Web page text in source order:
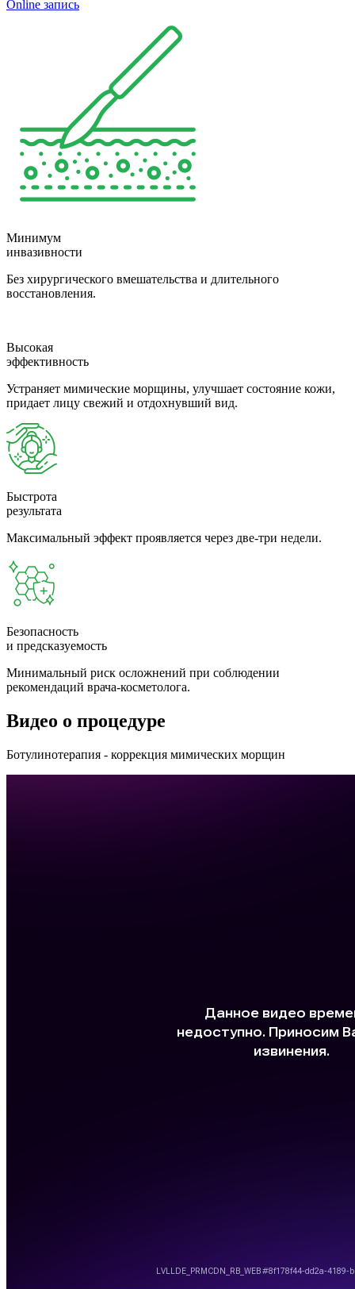
Online запись
Минимум
инвазивности
Без хирургического вмешательства и длительного
восстановления.
Высокая
эффективность
Устраняет мимические морщины, улучшает состояние кожи,
придает лицу свежий и отдохнувший вид.
Быстрота
результата
Максимальный эффект проявляется через две-три недели.
Безопасность
и предсказуемость
Минимальный риск осложнений при соблюдении
рекомендаций врача-косметолога.
Видео о процедуре
Ботулинотерапия - коррекция мимических морщин